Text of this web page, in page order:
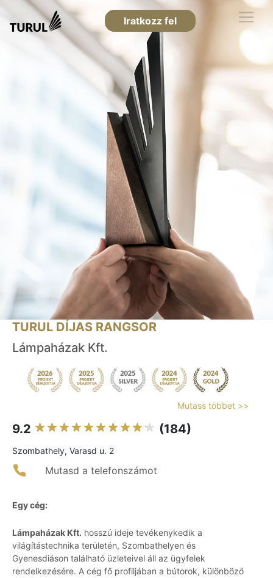
Iratkozz fel
TURUL DÍJAS RANGSOR
Lámpaházak Kft.
Mutass többet >>
9.2 (184)
Szombathely, Varasd u. 2
Mutasd a telefonszámot
Egy cég:
Lámpaházak Kft. hosszú ideje tevékenykedik a
világítástechnika területén, Szombathelyen és
Gyenesdiáson található üzleteivel áll az ügyfelek
rendelkezésére. A cég fő profiljában a bútorok, különböző